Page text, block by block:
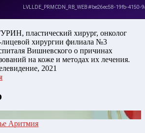
пластический хирург, онколог
лицевой хирургии филиала №3
Вишневского о причинах
на коже и методах их лечения.
2021